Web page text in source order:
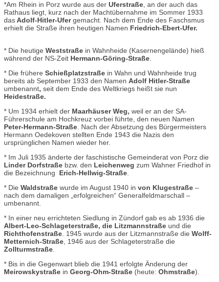
*Am Rhein in Porz wurde aus der Uferstraße, an der auch das
Rathaus liegt, kurz nach der Machtübernahme im Sommer 1933
dasAdolf-Hitler-Ufergemacht. Nach dem Ende des Faschsmus
erhielt die Straße ihren heutigen Namen Friedrich-Ebert-Ufer.
* Die heutige Weststraße in Wahnheide (Kasernengelände) hieß
während der NS-Zeit Hermann-Göring-Straße.
* Die frühere Schießplatzstraße in Wahn und Wahnheide trug
bereits ab September 1933 den Namen Adolf Hitler-Straße
umbenannt, seit dem Ende des Weltkriegs heißt sie nun
Heidestraße.
* Um 1934 erhielt der Maarhäuser Weg, weil er an der SA-
Führerschule am Hochkreuz vorbei führte, den neuen Namen
Peter-Hermann-Straße. Nach der Absetzung des Bürgermeisters
Hermann Oedekoven stellten Ende 1943 die Nazis den
ursprünglichen Namen wieder her.
* Im Juli 1935 änderte der faschistische Gemeinderat von Porz die
Linder Dorfstraße bzw. den Leichenweg zum Wahner Friedhof in
die Bezeichnung Erich-Hellwig-Straße.
* Die Waldstraße wurde im August 1940 in von Klugestraße –
nach dem damaligen „erfolgreichen“ Generalfeldmarschall –
umbenannt.
* In einer neu errichteten Siedlung in Zündorf gab es ab 1936 die
Albert-Leo-Schlageterstraße, die Litzmannstraße und die
Richthofenstraße. 1945 wurde aus der Litzmannstraße die Wolff-
Metternich-Straße, 1946 aus der Schlageterstraße die
Zollturmstraße.
* Bis in die Gegenwart blieb die 1941 erfolgte Änderung der
Meirowskystraße in Georg-Ohm-Straße (heute: Ohmstraße).